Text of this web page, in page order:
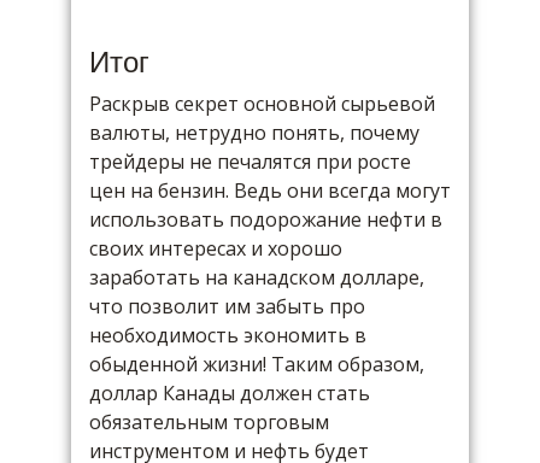
Итог
Раскрыв секрет основной сырьевой
валюты, нетрудно понять, почему
трейдеры не печалятся при росте
цен на бензин. Ведь они всегда могут
использовать подорожание нефти в
своих интересах и хорошо
заработать на канадском долларе,
что позволит им забыть про
необходимость экономить в
обыденной жизни! Таким образом,
доллар Канады должен стать
обязательным торговым
инструментом и нефть будет